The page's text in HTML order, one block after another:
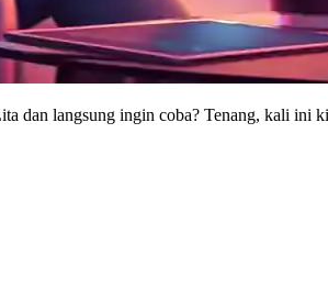
dan langsung ingin coba? Tenang, kali ini